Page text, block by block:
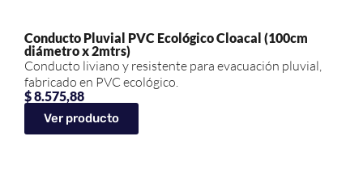
Conducto Pluvial PVC Ecológico Cloacal (100cm
diámetro x 2mtrs)
Conducto liviano y resistente para evacuación pluvial,
fabricado en PVC ecológico.
$8.575,88
Ver producto